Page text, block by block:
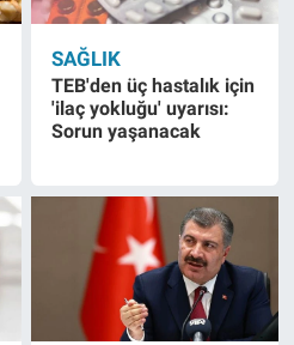
SAĞLIK
TEB'den üç hastalık için
'ilaç yokluğu' uyarısı:
Sorun yaşanacak